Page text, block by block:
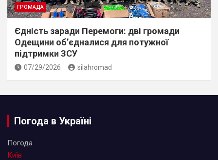
ГРОМАДА
Єдність заради Перемоги: дві громади
Одещини об’єдналися для потужної
підтримки ЗСУ
07/29/2026 silahromad
Погода в Україні
Погода
Київ